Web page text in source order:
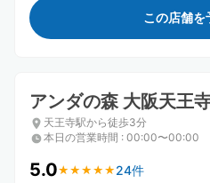
この店舗を
アンダの森 大阪天王
天王寺駅から徒歩3分
本日の営業時間 : 00:00〜00:00
5.0★ ★ ★ ★ ★
★ ★ ★ ★ ★ 24件